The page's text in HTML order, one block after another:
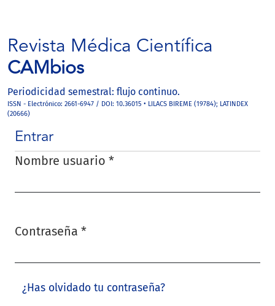
Revista Médica Científica
CAMbios
Periodicidad semestral: flujo continuo.
ISSN - Electrónico: 2661-6947 / DOI: 10.36015 • LILACS BIREME (19784); LATINDEX
(20666)
Entrar
Nombre usuario *
Contraseña *
¿Has olvidado tu contraseña?